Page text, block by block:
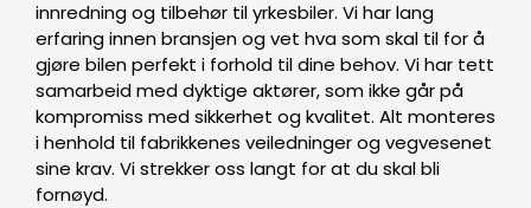
innredning og tilbehør til yrkesbiler. Vi har lang
erfaring innen bransjen og vet hva som skal til for å
gjøre bilen perfekt i forhold til dine behov. Vi har tett
samarbeid med dyktige aktører, som ikke går på
kompromiss med sikkerhet og kvalitet. Alt monteres
i henhold til fabrikkenes veiledninger og vegvesenet
sine krav. Vi strekker oss langt for at du skal bli
fornøyd.